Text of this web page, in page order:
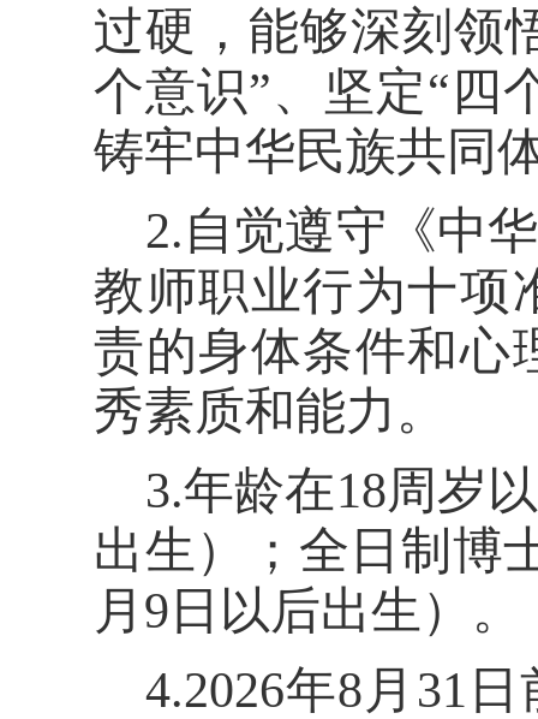
过硬，能够深刻领
个意识”、坚定“ 四
铸牢中华民族共同
2.自觉遵守《中
教师职业行为十项
责的身体条件和心
秀素质和能力。
3.年龄在18周岁
出生）；全日制博
月 9 日以后出生）。
4.2026年8 月 31